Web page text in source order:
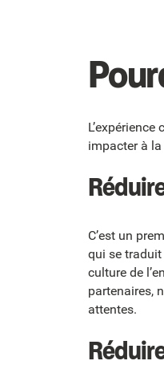
impacter à
C’est un
qui se
culture de
partenaires,
attentes.